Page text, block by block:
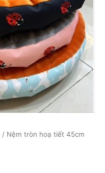
/ Nệm tròn hoạ tiết 45cm